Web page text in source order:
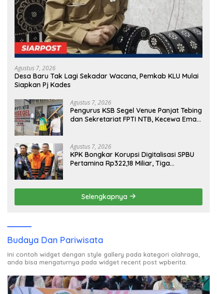
Agustus 7, 2026
Desa Baru Tak Lagi Sekadar Wacana, Pemkab KLU Mulai
Siapkan Pj Kades
Agustus 7, 2026
Pengurus KSB Segel Venue Panjat Tebing
dan Sekretariat FPTI NTB, Kecewa Emas
Agustus 7, 2026
KPK Bongkar Korupsi Digitalisasi SPBU
Pertamina Rp322,18 Miliar, Tiga
Selengkapnya
Budaya Dan Pariwisata
Ini contoh widget dengan style gallery pada kategori olahraga,
anda bisa mengaturnya pada widget recent post wpberita.